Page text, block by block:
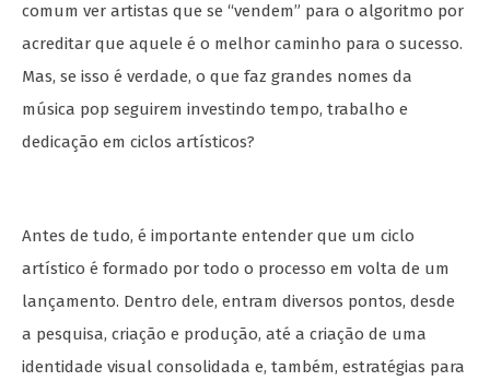
comum ver artistas que se “vendem” para o algoritmo por
acreditar que aquele é o melhor caminho para o sucesso.
Mas, se isso é verdade, o que faz grandes nomes da
música pop seguirem investindo tempo, trabalho e
dedicação em ciclos artísticos?
Antes de tudo, é importante entender que um ciclo
artístico é formado por todo o processo em volta de um
lançamento. Dentro dele, entram diversos pontos, desde
a pesquisa, criação e produção, até a criação de uma
identidade visual consolidada e, também, estratégias para